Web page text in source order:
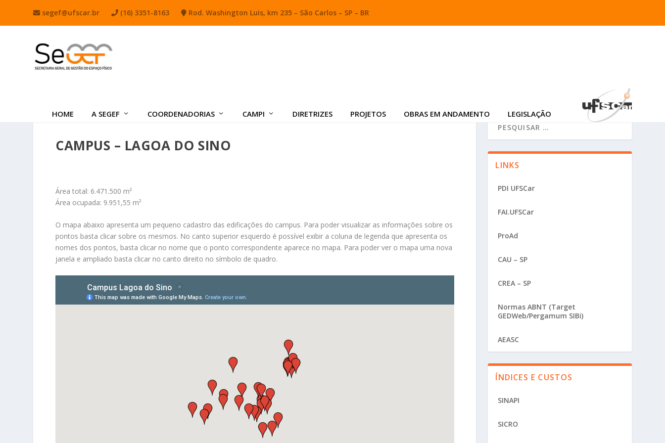
segef@ufscar.br (16) 3351-8163 Rod. Washington Luis, km 235 – São Carlos – SP – BR
HOME A SEGEF COORDENADORIAS CAMPI DIRETRIZES PROJETOS OBRAS EM ANDAMENTO LEGISLAÇÃO
CAMPUS – LAGOA DO SINO
Área total: 6.471.500 m²
Área ocupada: 9.951,55 m²
O mapa abaixo apresenta um pequeno cadastro das edificações do campus. Para poder visualizar as informações sobre os
pontos basta clicar sobre os mesmos. No canto superior esquerdo é possível exibir a coluna de legenda que apresenta os
nomes dos pontos, basta clicar no nome que o ponto correspondente aparece no mapa. Para poder ver o mapa uma nova
janela e ampliado basta clicar no canto direito no símbolo de quadro.
LINKS
PDI UFSCar
FAI.UFSCar
ProAd
CAU – SP
CREA – SP
Normas ABNT (Target
GEDWeb/Pergamum SIBi)
AEASC
ÍNDICES E CUSTOS
SINAPI
SICRO